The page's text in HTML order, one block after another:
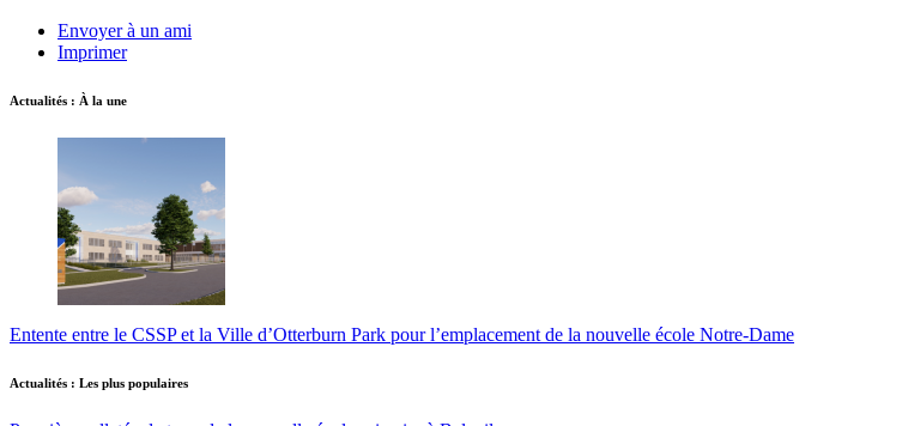
Envoyer à un ami
Imprimer
Actualités : À la une
Entente entre le CSSP et la Ville d’Otterburn Park pour l’emplacement de la nouvelle école Notre-Dame
Actualités : Les plus populaires